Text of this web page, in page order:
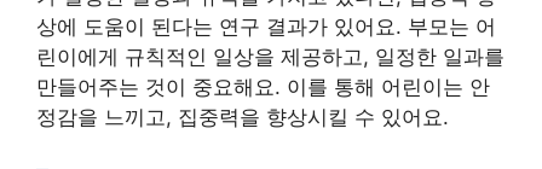
상에 도움이 된다는 연구 결과가 있어요. 부모는 어
린이에게 규칙적인 일상을 제공하고, 일정한 일과를
만들어주는 것이 중요해요. 이를 통해 어린이는 안
정감을 느끼고, 집중력을 향상시킬 수 있어요.